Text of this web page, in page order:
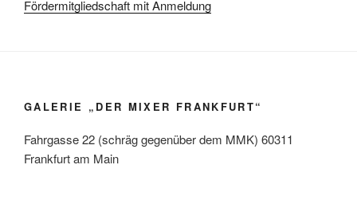
Fördermitgliedschaft mit Anmeldung
GALERIE „DER MIXER FRANKFURT“
Fahrgasse 22 (schräg gegenüber dem MMK) 60311
Frankfurt am Main